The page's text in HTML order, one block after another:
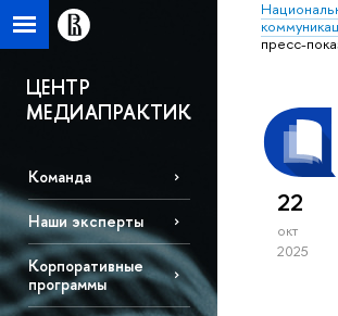
пресс-
ЦЕНТР
МЕДИАПРАКТИК
Команда
Наши эксперты
Корпоративные
программы
22
окт
2025